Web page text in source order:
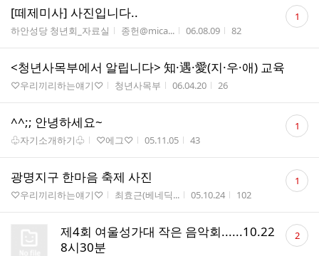
[떼제미사] 사진입니다..
게시판명
하안성당 청년회_자료실 작성자
종헌@mica... 작성시간
06.08.09 조회수
82
댓
글 1
<청년사목부에서 알립니다> 知·遇·愛(지·우·애) 교육
게시판명
♡우리끼리하는얘기♡ 작성자
청년사목부 작성시간
06.04.20 조회수
26
^^;; 안녕하세요~
게시판명
♧자기소개하기♧ 작성자
♡에그♡ 작성시간
05.11.05 조회수
43
댓
글 1
광명지구 한마음 축제 사진
게시판명
♡우리끼리하는얘기♡ 작성자
최효근(베네딕... 작성시간
05.10.24 조회수
102
댓
글 1
제4회 여울성가대 작은 음악회......10.22
8시30분
댓
글 2